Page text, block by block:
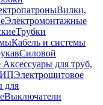
Вилки,
Электромонтажные
Трубки
Кабель и системы
Силовой
Аксессуары для труб,
Электрощитовое
для
Выключатели